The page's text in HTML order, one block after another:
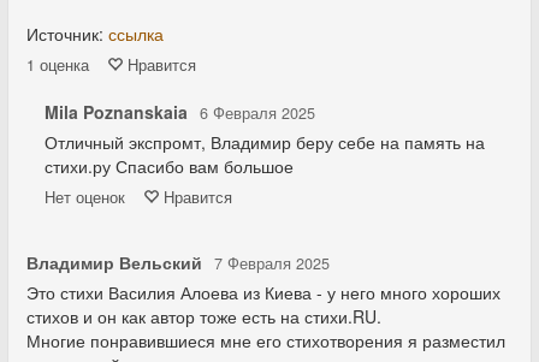
Источник: ссылка
1 оценка Нравится
Mila Poznanskaia 6 Февраля 2025
Отличный экспромт, Владимир беру себе на память на
стихи.ру Спасибо вам большое
Нет оценок Нравится
Владимир Вельский 7 Февраля 2025
Это стихи Василия Алоева из Киева - у него много хороших
стихов и он как автор тоже есть на стихи.RU.
Многие понравившиеся мне его стихотворения я разместил